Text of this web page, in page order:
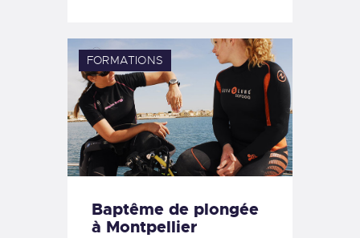
FORMATIONS
Baptême de plongée
à Montpellier